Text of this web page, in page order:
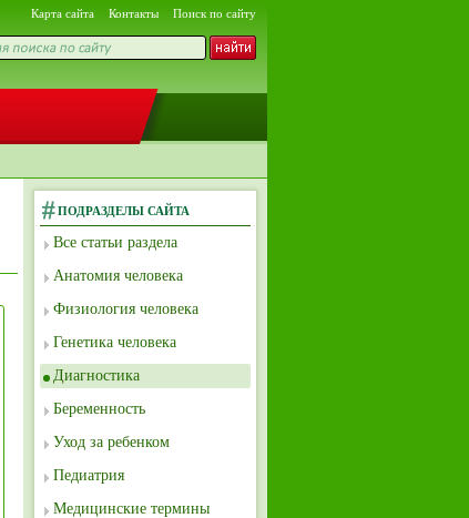
Карта сайта Контакты Поиск по сайту
ПОДРАЗДЕЛЫ САЙТА
Все статьи раздела
Анатомия человека
Физиология человека
Генетика человека
Диагностика
Беременность
Уход за ребенком
Педиатрия
Медицинские термины